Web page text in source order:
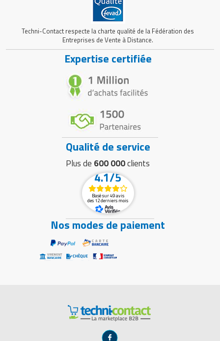
Techni-Contact respecte la charte qualité de la Fédération des
Entreprises de Vente à Distance.
Expertise certifiée
Qualité de service
Plus de 600 000clients
4.1/5
Basé sur 49 avis
des 12 derniers mois
Nos modes de paiement